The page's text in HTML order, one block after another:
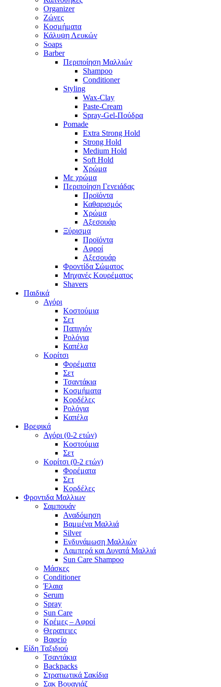
Organizer
Ζώνες
Κοσμήματα
Κάλυψη Λευκών
Soaps
Barber
Περιποίηση Μαλλιών
Shampoo
Conditioner
Styling
Wax-Clay
Paste-Cream
Spray-Gel-Πούδρα
Pomade
Extra Strong Hold
Strong Hold
Medium Hold
Soft Hold
Χρώμα
Με χρώμα
Περιποίηση Γενειάδας
Προϊόντα
Καθαρισμός
Χρώμα
Αξεσουάρ
Ξύρισμα
Προϊόντα
Αφροί
Αξεσουάρ
Φροντίδα Σώματος
Μηχανές Κουρέματος
Shavers
Παιδικά
Αγόρι
Κοστούμια
Σετ
Παπιγιόν
Ρολόγια
Καπέλα
Κορίτσι
Φορέματα
Σετ
Τσαντάκια
Κοσμήματα
Κορδέλες
Ρολόγια
Καπέλα
Βρεφικά
Αγόρι (0-2 ετών)
Κοστούμια
Σετ
Κορίτσι (0-2 ετών)
Φορέματα
Σετ
Κορδέλες
Φροντιδα Μαλλιων
Σαμπουάν
Αναδόμηση
Βαμμένα Μαλλιά
Silver
Ενδυνάμωση Μαλλιών
Λαμπερά και Δυνατά Μαλλιά
Sun Care Shampoo
Μάσκες
Conditioner
Έλαια
Serum
Spray
Sun Care
Κρέμες – Αφροί
Θεραπειες
Βαφείο
Είδη Ταξιδιού
Τσαντάκια
Backpacks
Στρατιωτικά Σακίδια
Σακ Βουαγιάζ